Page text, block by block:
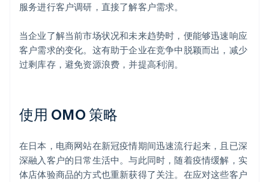
服务进行客户调研，直接了解客户需求。
当企业了解当前市场状况和未来趋势时，便能够迅速响应
客户需求的变化。这有助于企业在竞争中脱颖而出，减少
过剩库存，避免资源浪费，并提高利润。
使用 OMO 策略
在日本，电商网站在新冠疫情期间迅速流行起来，且已深
深融入客户的日常生活中。与此同时，随着疫情缓解，实
体店体验商品的方式也重新获得了关注。在应对这些客户